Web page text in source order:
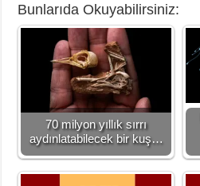
Bunlarıda Okuyabilirsiniz:
70 milyon yıllık sırrı
aydınlatabilecek bir kuş…